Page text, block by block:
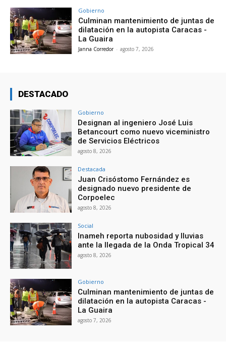
Gobierno
Culminan mantenimiento de juntas de
dilatación en la autopista Caracas -
La Guaira
Janna Corredor - agosto 7, 2026
DESTACADO
Gobierno
Designan al ingeniero José Luis
Betancourt como nuevo viceministro
de Servicios Eléctricos
agosto 8, 2026
Destacada
Juan Crisóstomo Fernández es
designado nuevo presidente de
Corpoelec
agosto 8, 2026
Social
Inameh reporta nubosidad y lluvias
ante la llegada de la Onda Tropical 34
agosto 8, 2026
Gobierno
Culminan mantenimiento de juntas de
dilatación en la autopista Caracas -
La Guaira
agosto 7, 2026